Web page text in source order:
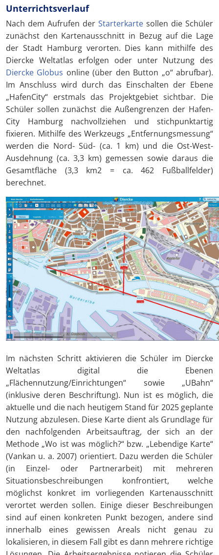
Unterrichtsverlauf
Nach dem Aufrufen der Starterkarte sollen die Schüler
zunächst den Kartenausschnitt in Bezug auf die Lage
der Stadt Hamburg verorten. Dies kann mithilfe des
Diercke Weltatlas erfolgen oder unter Nutzung des
Diercke Globus online (über den Button „o“ abrufbar).
Im Anschluss wird durch das Einschalten der Ebene
„HafenCity“ erstmals das Projektgebiet sichtbar. Die
Schüler sollen zunächst die Außengrenzen der Hafen-
City Hamburg nachvollziehen und stichpunktartig
fixieren. Mithilfe des Werkzeugs „Entfernungsmessung“
werden die Nord- Süd- (ca. 1 km) und die Ost-West-
Ausdehnung (ca. 3,3 km) gemessen sowie daraus die
Gesamtfläche (3,3 km2 = ca. 462 Fußballfelder)
berechnet.
Im nächsten Schritt aktivieren die Schüler im Diercke
Weltatlas digital die Ebenen
„Flächennutzung/Einrichtungen“ sowie „UBahn“
(inklusive deren Beschriftung). Nun ist es möglich, die
aktuelle und die nach heutigem Stand für 2025 geplante
Nutzung abzulesen. Diese Karte dient als Grundlage für
den nachfolgenden Arbeitsauftrag, der sich an der
Methode „Wo ist was möglich?“ bzw. „Lebendige Karte“
(Vankan u. a. 2007) orientiert. Dazu werden die Schüler
(in Einzel- oder Partnerarbeit) mit mehreren
Situationsbeschreibungen konfrontiert, welche
möglichst konkret im vorliegenden Kartenausschnitt
verortet werden sollen. Einige dieser Beschreibungen
sind auf einen konkreten Punkt bezogen, andere sind
innerhalb eines gewissen Areals nicht genau zu
lokalisieren, in diesem Fall gibt es dann mehrere richtige